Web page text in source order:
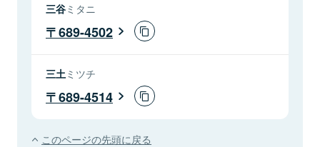
三谷ミタニ
689-4502
三土 ミツチ
689-4514
このページの先頭に戻る